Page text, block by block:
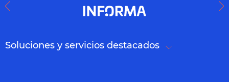
Soluciones y servicios destacados